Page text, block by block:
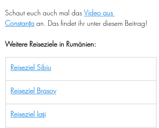
Schaut euch auch mal das Video aus
Constanța an. Das findet ihr unter diesem Beitrag!
Weitere Reiseziele in Rumänien:
Reiseziel Sibiu
Reiseziel Brasov
Reiseziel Iași